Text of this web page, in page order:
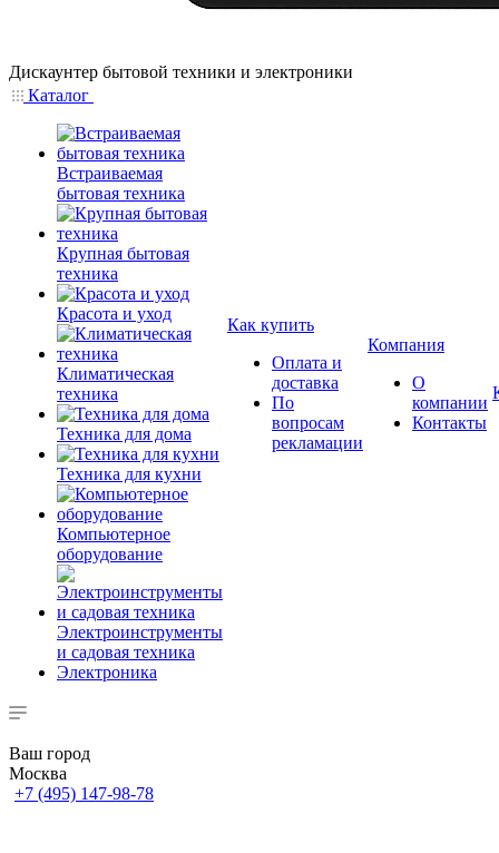
Дискаунтер бытовой техники и электроники
Каталог
Встраиваемая
бытовая техника
Крупная бытовая
техника
Красота и уход
Климатическая
техника
Техника для дома
Техника для кухни
Компьютерное
оборудование
Электроинструменты
и садовая техника
Электроника
Как купить
Оплата и
доставка
По
вопросам
рекламации
Компания
О
компании
Контакты
Ваш город
Москва
+7 (495) 147-98-78